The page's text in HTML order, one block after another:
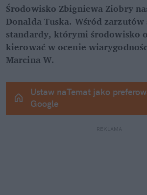
Środowisko Zbigniewa Ziobry
Donalda Tuska. Wśród
standardy, którymi środowisko
kierować w ocenie
Marcina W.
Ustaw naTemat jako
Google
REKLAMA